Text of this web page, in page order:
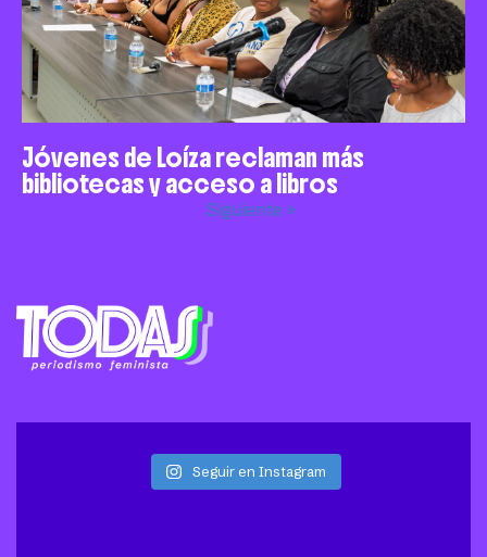
Jóvenes de Loíza reclaman más
bibliotecas y acceso a libros
Siguiente »
Seguir en Instagram